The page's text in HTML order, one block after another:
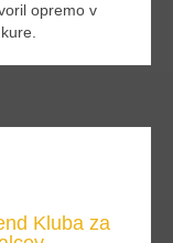
opremo v
dalje
Kluba za